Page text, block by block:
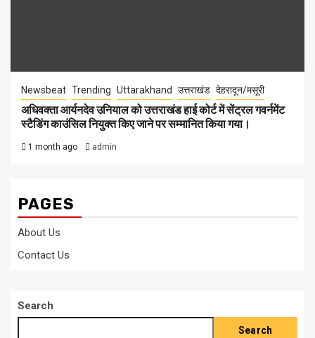
Newsbeat Trending Uttarakhand उत्तराखंड देहरादून/मसूरी
अधिवक्ता आर्यनदेव उनियाल को उत्तराखंड हाई कोर्ट में सेंट्रल गवर्नमेंट
स्टैडिंग काउंसिल नियुक्त किए जाने पर सम्मानित किया गया।
1 month ago admin
PAGES
About Us
Contact Us
Search
Search